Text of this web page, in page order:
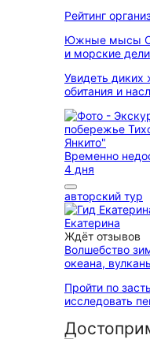
Рейтинг
Южные мысы
и морские
Увидеть диких
обитания и
Временно
4 дня
авторский тур
Екатерина
Ждёт отзывов
Волшебство
океана,
Пройти по
исследовать